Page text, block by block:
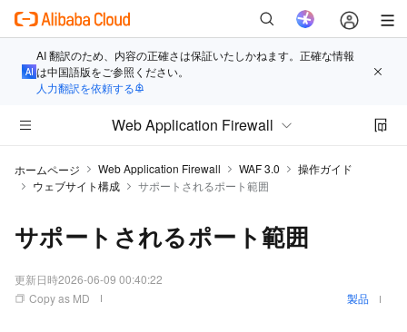
AI 翻訳のため、内容の正確さは保証いたしかねます。正確な情報
は中国語版をご参照ください。
人力翻訳を依頼する
Web Application Firewall
ホームページ Web Application Firewall WAF 3.0
操作ガイド
ウェブサイト構成
サポートされるポート範囲
サポートされるポート範囲
更新日時2026-06-09 00:40:22
Copy as MD
製品